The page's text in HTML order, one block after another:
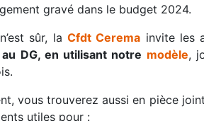
gravé dans le budget 2024.
sûr, la Cfdt Cerema invite les
au DG, en utilisant notre modèle,
vous trouverez aussi en pièce
utiles pour :